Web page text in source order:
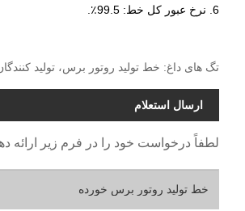
6. نرخ عبور کل خط: 99.5٪.
تگ های داغ: خط تولید روتور برس، تولید
ارسال استعلام
لطفاً درخواست خود را در فرم زیر ارائه دهید. ما ظرف 24 ساعت به